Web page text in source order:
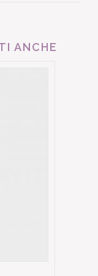
ANCHE